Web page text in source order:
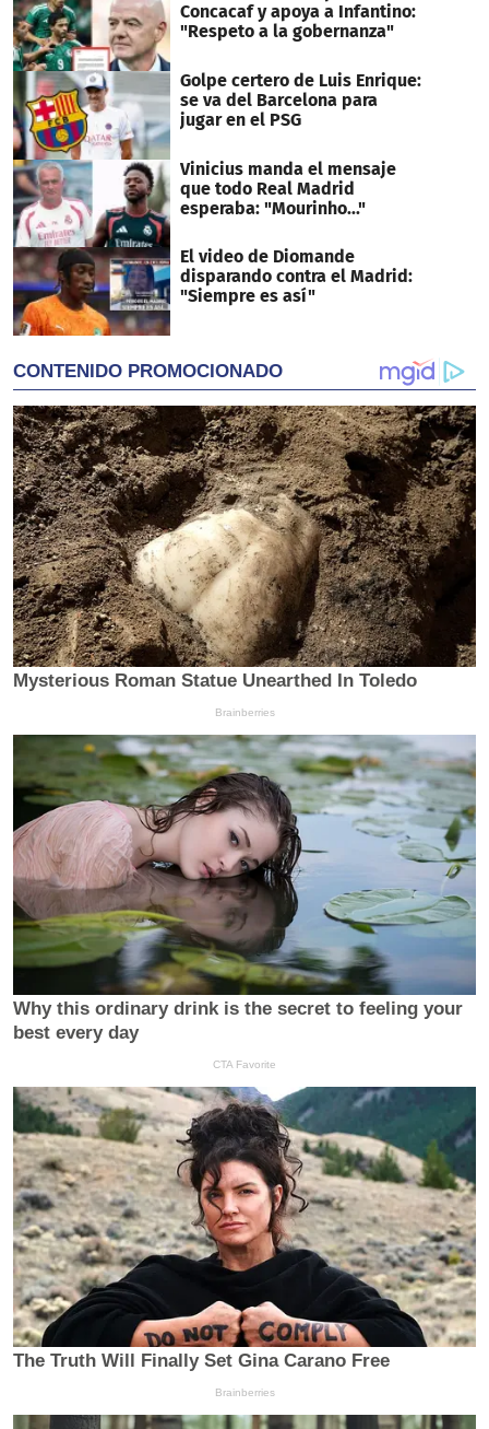
Concacaf y apoya a Infantino:
"Respeto a la gobernanza"
Golpe certero de Luis Enrique:
se va del Barcelona para
jugar en el PSG
Vinicius manda el mensaje
que todo Real Madrid
esperaba: "Mourinho..."
El video de Diomande
disparando contra el Madrid:
"Siempre es así"